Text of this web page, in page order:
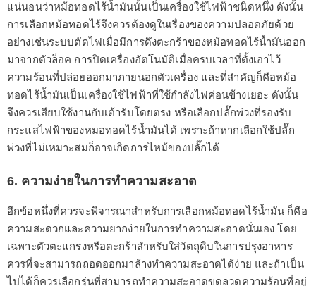
แน่นอนว่าหม้อทอดไร้น้ำมันนั้นเป็นเครื่องใช้ไฟฟ้าชนิดหนึ่ง ดังนั้น
การเลือกหม้อทอดไร้จึงควรต้องดูในเรื่องของความปลอดภัยด้วย
อย่างเช่นระบบตัดไฟเมื่อมีการดึงตะกร้าของหม้อทอดไร้น้ำมันออก
มาจากตัวล็อค การปิดเครื่องอัตโนมัติเมื่อครบเวลาที่ตั้งเอาไว้
ความร้อนที่ปล่อยออกมาภายนอกตัวเครื่อง และที่สำคัญก็คือหม้อ
ทอดไร้น้ำมันเป็นเครื่องใช้ไฟฟ้าที่ใช้กำลังไฟค่อนข้างเยอะ ดังนั้น
จึงควรเสียบใช้งานกับเต้ารับโดยตรง หรือเลือกปลั๊กพ่วงที่รองรับ
กระแสไฟฟ้าของหมอทอดไร้น้ำมันได้ เพราะถ้าหากเลือกใช้ปลั๊ก
พ่วงที่ไม่เหมาะสมก็อาจเกิดการไหม้ของปลั๊กได้
6. ความง่ายในการทำความสะอาด
อีกข้อหนึ่งที่ควรจะพิจารณาสำหรับการเลือกหม้อทอดไร้น้ำมัน ก็คือ
ความสะดวกและความยากง่ายในการทำความสะอาดนั่นเอง โดย
เฉพาะตัวตะแกรงหรือตะกร้าสำหรับใส่วัตถุดิบในการปรุงอาหาร
ควรที่จะสามารถถอดออกมาล้างทำความสะอาดได้ง่าย และถ้าเป็น
ไปได้ก็ควรเลือกรุ่นที่สามารถทำความสะอาดขดลวดความร้อนที่อยู่